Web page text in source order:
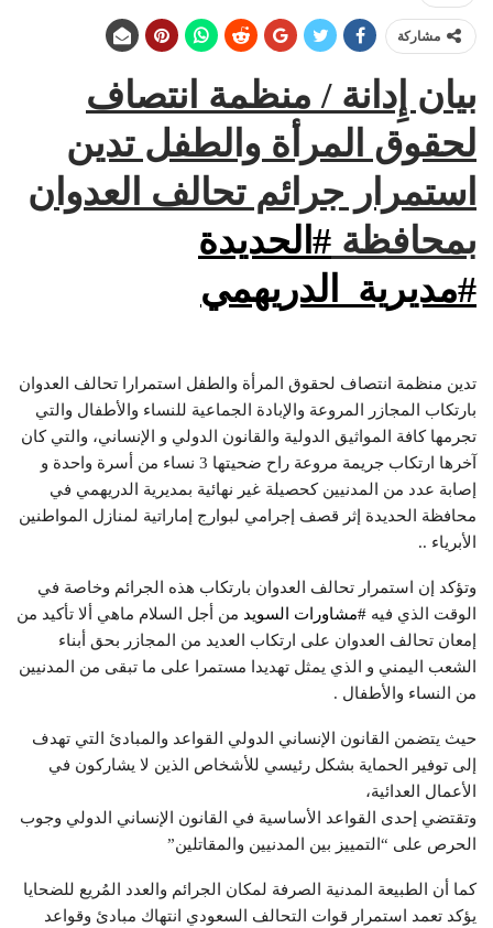
مشاركة
بيان إِدانة / منظمة انتصاف
لحقوق المرأة والطفل تدين
استمرار جرائم تحالف العدوان
بمحافظة #الحديدة
#مديرية_الدريهمي
تدين منظمة انتصاف لحقوق المرأة والطفل استمرارا تحالف العدوان
بارتكاب المجازر المروعة والإبادة الجماعية للنساء والأطفال والتي
تجرمها كافة المواثيق الدولية والقانون الدولي و الإنساني، والتي كان
آخرها ارتكاب جريمة مروعة راح ضحيتها 3 نساء من أسرة واحدة و
إصابة عدد من المدنيين كحصيلة غير نهائية بمديرية الدريهمي في
محافظة الحديدة إثر قصف إجرامي لبوارج إماراتية لمنازل المواطنين
الأبرياء ..
وتؤكد إن استمرار تحالف العدوان بارتكاب هذه الجرائم وخاصة في
الوقت الذي فيه #مشاورات السويد من أجل السلام ماهي ألا تأكيد من
إمعان تحالف العدوان على ارتكاب العديد من المجازر بحق أبناء
الشعب اليمني و الذي يمثل تهديدا مستمرا على ما تبقى من المدنيين
من النساء والأطفال .
حيث يتضمن القانون الإنساني الدولي القواعد والمبادئ التي تهدف
إلى توفير الحماية بشكل رئيسي للأشخاص الذين لا يشاركون في
الأعمال العدائية،
وتقتضي إحدى القواعد الأساسية في القانون الإنساني الدولي وجوب
الحرص على “التمييز بين المدنيين والمقاتلين”
كما أن الطبيعة المدنية الصرفة لمكان الجرائم والعدد المُريع للضحايا
يؤكد تعمد استمرار قوات التحالف السعودي انتهاك مبادئ وقواعد